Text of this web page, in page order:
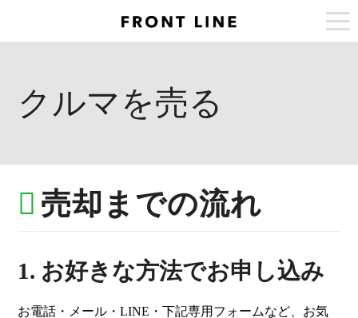
クルマを売る
売却までの流れ
1. お好きな方法でお申し込み
お電話・メール・LINE・下記専用フォームなど、お気